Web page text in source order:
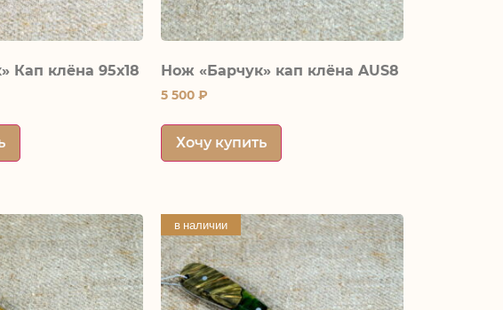
Кап клёна 95х18 Нож «Барчук» кап клёна AUS8
5 500 ₽
Хочу купить
в наличии